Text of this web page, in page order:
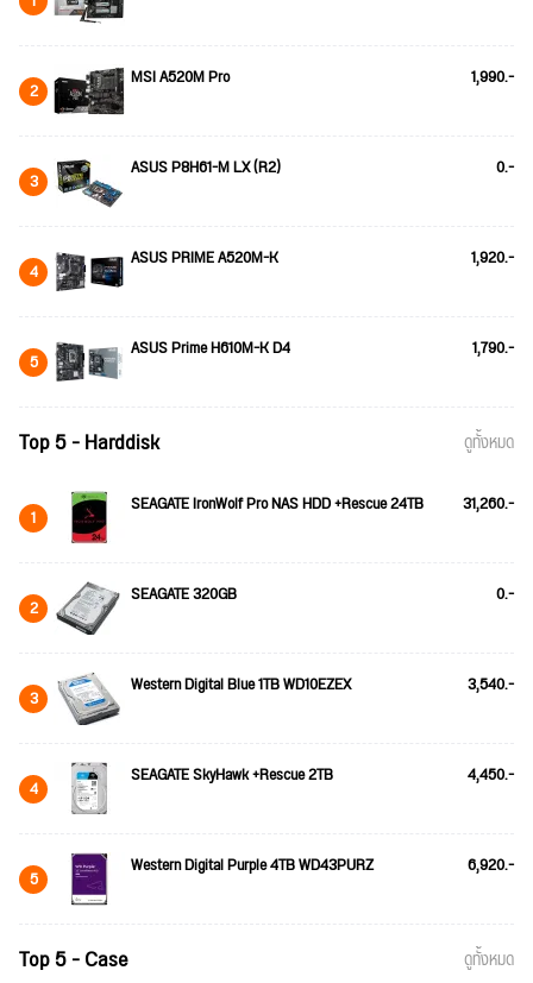
2 MSI A520M Pro 1,990.-
3 ASUS P8H61-M LX (R2) 0.-
4 ASUS PRIME A520M-K 1,920.-
5 ASUS Prime H610M-K D4 1,790.-
Top 5 - Harddisk ดูทั้งหมด
1 SEAGATE IronWolf Pro NAS HDD +Rescue 24TB 31,260.-
2 SEAGATE 320GB 0.-
3 Western Digital Blue 1TB WD10EZEX 3,540.-
4 SEAGATE SkyHawk +Rescue 2TB 4,450.-
5 Western Digital Purple 4TB WD43PURZ 6,920.-
Top 5 - Case ดูทั้งหมด